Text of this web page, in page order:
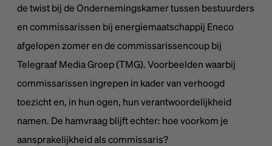
de twist bij de Ondernemingskamer tussen bestuurders
en commissarissen bij energiemaatschappij Eneco
afgelopen zomer en de commissarissencoup bij
Telegraaf Media Groep (TMG). Voorbeelden waarbij
commissarissen ingrepen in kader van verhoogd
toezicht en, in hun ogen, hun verantwoordelijkheid
namen. De hamvraag blijft echter: hoe voorkom je
aansprakelijkheid als commissaris?